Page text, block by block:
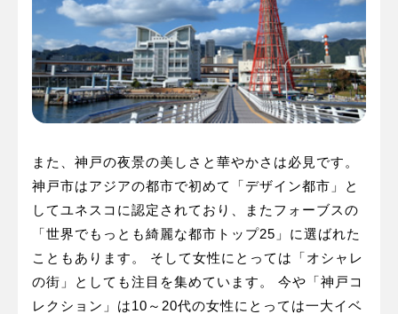
また、神戸の夜景の美しさと華やかさは必見です。
神戸市はアジアの都市で初めて「デザイン都市」と
してユネスコに認定されており、またフォーブスの
「世界でもっとも綺麗な都市トップ25」に選ばれた
こともあります。 そして女性にとっては「オシャレ
の街」としても注目を集めています。 今や「神戸コ
レクション」は10～20代の女性にとっては一大イベ